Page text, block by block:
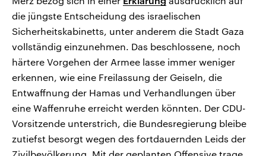
die jüngste Entscheidung des israelischen
Sicherheitskabinetts, unter anderem die Stadt Gaza
vollständig einzunehmen. Das beschlossene, noch
härtere Vorgehen der Armee lasse immer weniger
erkennen, wie eine Freilassung der Geiseln, die
Entwaffnung der Hamas und Verhandlungen über
eine Waffenruhe erreicht werden könnten. Der CDU-
Vorsitzende unterstrich, die Bundesregierung bleibe
zutiefst besorgt wegen des fortdauernden Leids der